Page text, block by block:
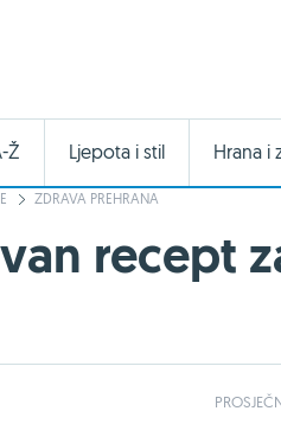
Ž Ljepota i stil Hrana i
ZDRAVA PREHRANA
recept